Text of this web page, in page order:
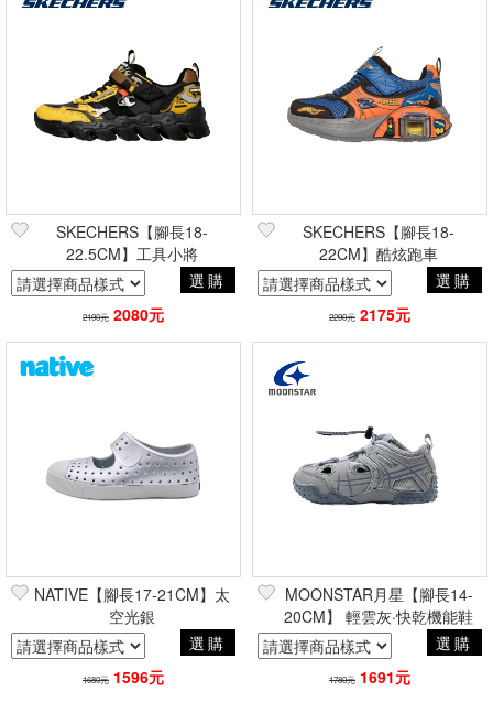
SKECHERS【腳長18-
22.5CM】工具小將
選購
2190元 2080元
SKECHERS【腳長18-
22CM】酷炫跑車
選購
2290元 2175元
NATIVE【腳長17-21CM】太
空光銀
選購
1680元 1596元
MOONSTAR月星【腳長14-
20CM】 輕雲灰·快乾機能鞋
選購
1780元 1691元